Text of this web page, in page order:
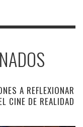
A REFLEXIONAR
CINE DE REALIDAD